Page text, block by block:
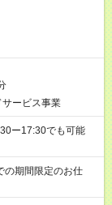
ービス事業
ー17:30でも可能
期間限定のお仕